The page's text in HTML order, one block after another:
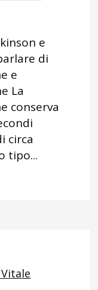
e
di
e
La
conserva
circa
tipo...